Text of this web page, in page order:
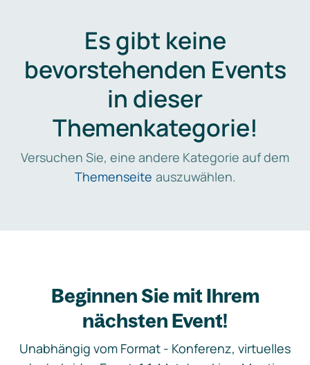
Es gibt keine
bevorstehenden Events
in dieser
Themenkategorie!
Versuchen Sie, eine andere Kategorie auf dem
Themenseite auszuwählen.
Beginnen Sie mit Ihrem
nächsten Event!
Unabhängig vom Format - Konferenz, virtuelles